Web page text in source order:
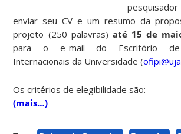
enviar seu CV e um resumo da
projeto (250 palavras) até 15 de
para o e-mail do Escritório de
Internacionais da Universidade (
Os critérios de elegibilidade são:
(mais…)